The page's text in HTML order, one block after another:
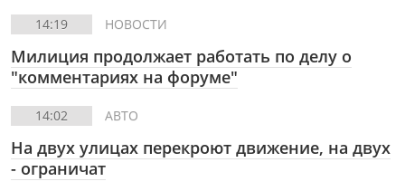
14:19 НОВОСТИ
Милиция продолжает работать по делу о
"комментариях на форуме"
14:02 АВТО
На двух улицах перекроют движение, на двух
- ограничат